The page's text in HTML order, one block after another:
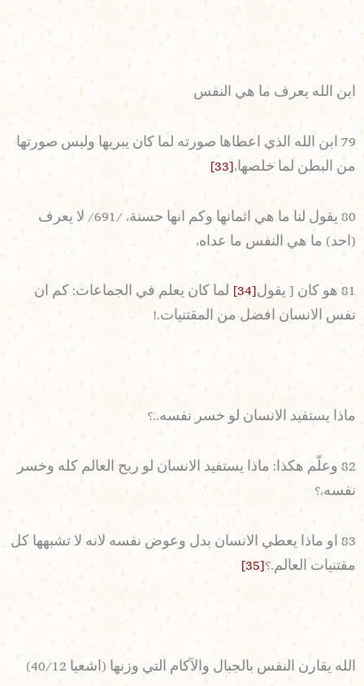
ابن الله يعرف ما هي النفس
79 ابن الله الذي اعطاها صورته لما كان يبريها ولبس صورتها
من البطن لما خلصها،[33]
80 يقول لنا ما هي اثمانها وكم انها حسنة، /691/ لا يعرف
(احد) ما هي النفس ما عداه،
81 هو كان [ يقول [34]
لما كان يعلم في الجماعات: كم ان
نفس الانسان افضل من المقتنيات.!
ماذا يستفيد الانسان لو خسر نفسه..؟
82 وعلّم هكذا: ماذا يستفيد الانسان لو ربح العالم كله وخسر
نفسه،؟
83 او ماذا يعطي الانسان بدل وعوض نفسه لانه لا تشبهها كل
مقتنيات العالم.؟ [35]
الله يقارن النفس بالجبال والآكام التي وزنها (اشعيا 40/12)